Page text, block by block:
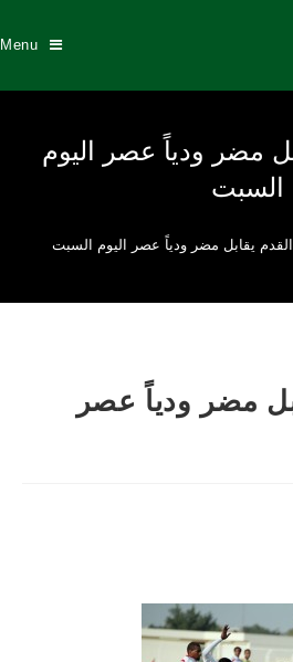
Menu
مضر ودياً عصر اليوم
السبت
يقابل مضر ودياً عصر اليوم السبت
مضر ودياً عصر